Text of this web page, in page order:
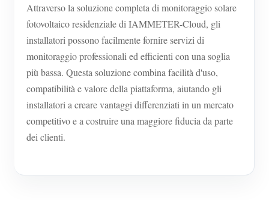
Attraverso la soluzione completa di monitoraggio solare
fotovoltaico residenziale di IAMMETER-Cloud, gli
installatori possono facilmente fornire servizi di
monitoraggio professionali ed efficienti con una soglia
più bassa. Questa soluzione combina facilità d'uso,
compatibilità e valore della piattaforma, aiutando gli
installatori a creare vantaggi differenziati in un mercato
competitivo e a costruire una maggiore fiducia da parte
dei clienti.